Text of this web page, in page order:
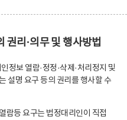
권리·의무 및 행사방법
정보 열람·정정·삭제·처리정지 및
설명 요구 등의 권리를 행사할 수
람등 요구는 법정대리인이 직접